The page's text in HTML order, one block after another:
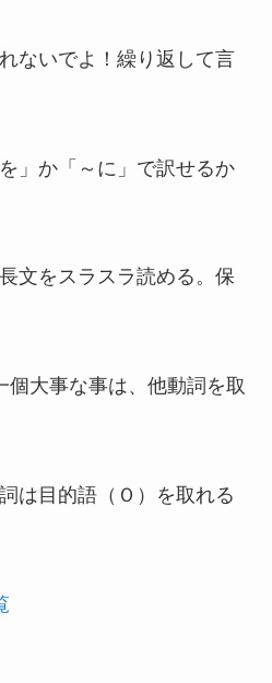
ないでよ！繰り返して言
」か「～に」で訳せるか
文をスラスラ読める。保
個大事な事は、他動詞を取
は目的語（Ｏ）を取れる